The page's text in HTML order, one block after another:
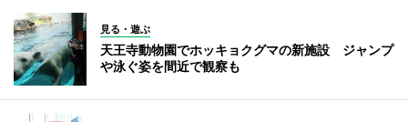
見る・遊ぶ
天王寺動物園でホッキョクグマの新施設 ジャンプ
や泳ぐ姿を間近で観察も